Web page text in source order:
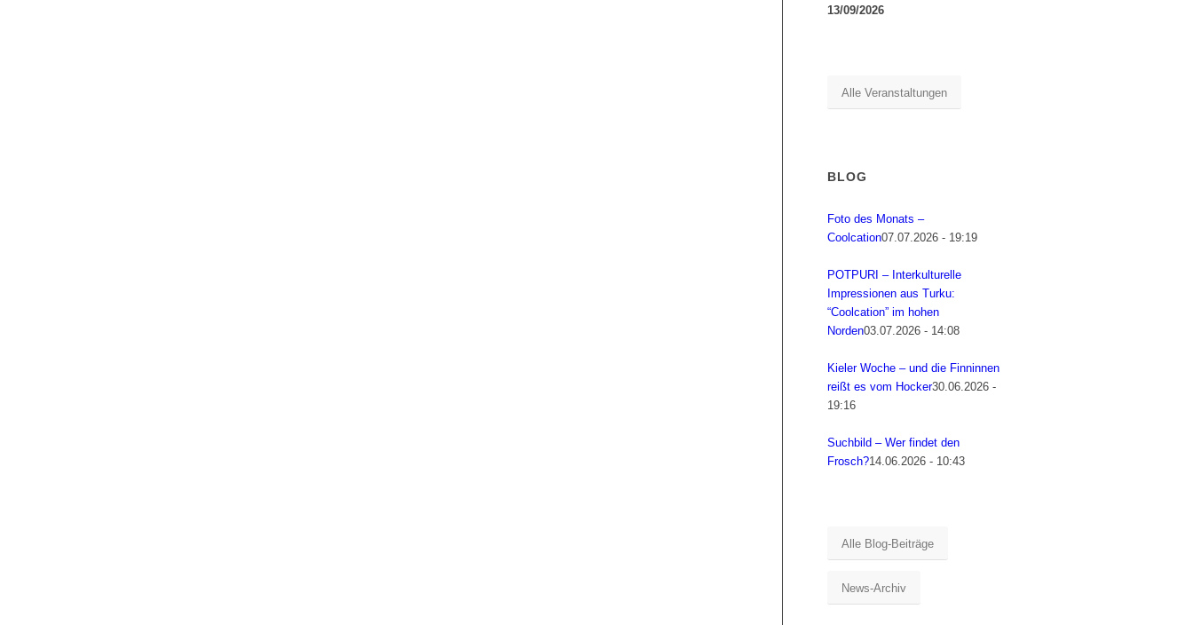
13/09/2026
Alle Veranstaltungen
BLOG
Foto des Monats –
Coolcation07.07.2026 - 19:19
POTPURI – Interkulturelle
Impressionen aus Turku:
“Coolcation” im hohen
Norden03.07.2026 - 14:08
Kieler Woche – und die Finninnen
reißt es vom Hocker30.06.2026 -
19:16
Suchbild – Wer findet den
Frosch?14.06.2026 - 10:43
Alle Blog-Beiträge
News-Archiv